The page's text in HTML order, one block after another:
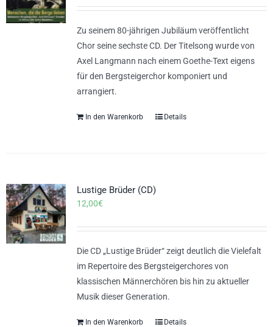
Zu seinem 80-jährigen Jubiläum veröffentlicht
Chor seine sechste CD. Der Titelsong wurde von
Axel Langmann nach einem Goethe-Text eigens
für den Bergsteigerchor komponiert und
arrangiert.
In den Warenkorb Details
Lustige Brüder (CD)
12,00€
Die CD „Lustige Brüder“ zeigt deutlich die Vielefalt
im Repertoire des Bergsteigerchores von
klassischen Männerchören bis hin zu aktueller
Musik dieser Generation.
In den Warenkorb Details